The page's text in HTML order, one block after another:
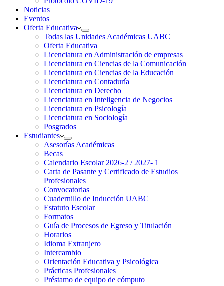
Noticias
Eventos
Oferta Educativa
Todas las Unidades Académicas UABC
Oferta Educativa
Licenciatura en Administración de empresas
Licenciatura en Ciencias de la Comunicación
Licenciatura en Ciencias de la Educación
Licenciatura en Contaduría
Licenciatura en Derecho
Licenciatura en Inteligencia de Negocios
Licenciatura en Psicología
Licenciatura en Sociología
Posgrados
Estudiantes
Asesorías Académicas
Becas
Calendario Escolar 2026-2 / 2027- 1
Carta de Pasante y Certificado de Estudios
Profesionales
Convocatorias
Cuadernillo de Inducción UABC
Estatuto Escolar
Formatos
Guía de Procesos de Egreso y Titulación
Horarios
Idioma Extranjero
Intercambio
Orientación Educativa y Psicológica
Prácticas Profesionales
Préstamo de equipo de cómputo